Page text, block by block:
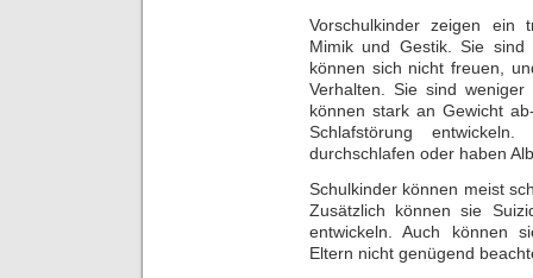
Vorschulkinder zeigen ein
Mimik und Gestik. Sie sind
können sich nicht freuen,
Verhalten. Sie sind
können stark an Gewicht
Schlafstörung
durchschlafen oder haben
Schulkinder können meist
Zusätzlich können sie
entwickeln. Auch können
Eltern nicht genügend